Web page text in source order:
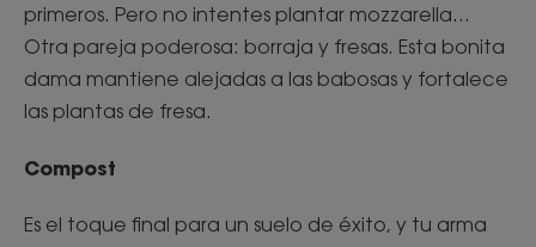
primeros. Pero no intentes plantar mozzarella...
Otra pareja poderosa: borraja y fresas. Esta bonita
dama mantiene alejadas a las babosas y fortalece
las plantas de fresa.
Compost
Es el toque final para un suelo de éxito, y tu arma